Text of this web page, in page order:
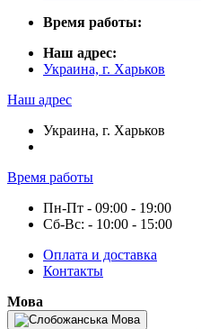
Время работы:
Наш адрес:
Украина, г. Харьков
Наш адрес
Украина, г. Харьков
Время работы
Пн-Пт - 09:00 - 19:00
Сб-Вс: - 10:00 - 15:00
Оплата и доставка
Контакты
Мова
Мова